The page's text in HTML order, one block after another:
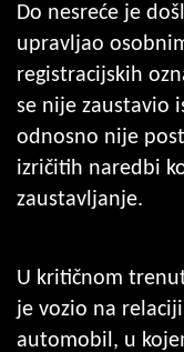
Do nesreće je
upravljao
registracijskih
se nije zaustavio
odnosno nije
izričitih naredbi
zaustavljanje.
U kritičnom
je vozio na
automobil, u